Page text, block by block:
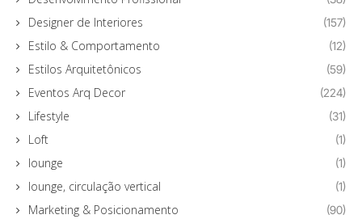
Designer de Interiores (157)
Estilo & Comportamento (12)
Estilos Arquitetônicos (59)
Eventos Arq Decor (224)
Lifestyle (31)
Loft (1)
lounge (1)
lounge, circulação vertical (1)
Marketing & Posicionamento (90)